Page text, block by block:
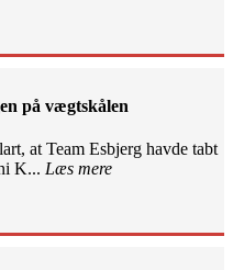
på vægtskålen
at Team Esbjerg havde tabt
K... Læs mere